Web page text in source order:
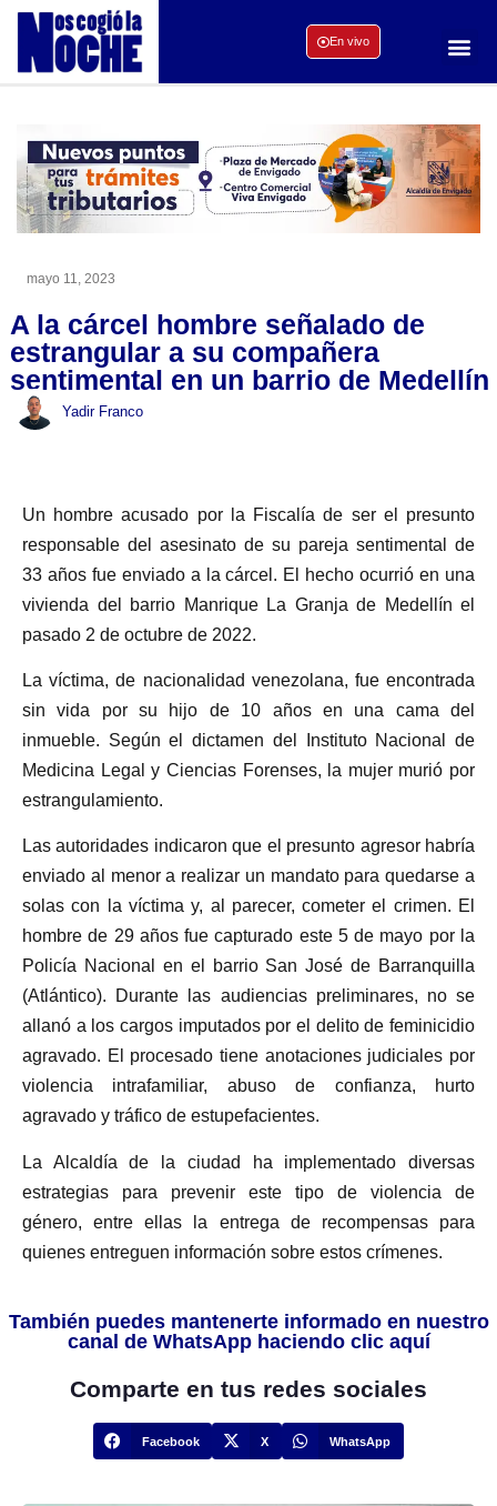
En vivo
mayo 11, 2023
A la cárcel hombre señalado de
estrangular a su compañera
sentimental en un barrio de Medellín
Yadir Franco
Un hombre acusado por la Fiscalía de ser el presunto
responsable del asesinato de su pareja sentimental de
33 años fue enviado a la cárcel. El hecho ocurrió en una
vivienda del barrio Manrique La Granja de Medellín el
pasado 2 de octubre de 2022.
La víctima, de nacionalidad venezolana, fue encontrada
sin vida por su hijo de 10 años en una cama del
inmueble. Según el dictamen del Instituto Nacional de
Medicina Legal y Ciencias Forenses, la mujer murió por
estrangulamiento.
Las autoridades indicaron que el presunto agresor habría
enviado al menor a realizar un mandato para quedarse a
solas con la víctima y, al parecer, cometer el crimen. El
hombre de 29 años fue capturado este 5 de mayo por la
Policía Nacional en el barrio San José de Barranquilla
(Atlántico). Durante las audiencias preliminares, no se
allanó a los cargos imputados por el delito de feminicidio
agravado. El procesado tiene anotaciones judiciales por
violencia intrafamiliar, abuso de confianza, hurto
agravado y tráfico de estupefacientes.
La Alcaldía de la ciudad ha implementado diversas
estrategias para prevenir este tipo de violencia de
género, entre ellas la entrega de recompensas para
quienes entreguen información sobre estos crímenes.
También puedes mantenerte informado en nuestro
canal de WhatsApp haciendo clic aquí
Comparte en tus redes sociales
Facebook X WhatsApp